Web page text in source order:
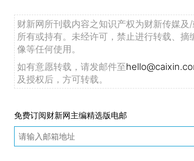
财新网所刊载内容之知识产权为财新传媒及
所有或持有。未经许可，禁止进行转载、摘
像等任何使用。
如有意愿转载，请发邮件至
及授权后，方可转载。
免费订阅财新网主编精选版电邮